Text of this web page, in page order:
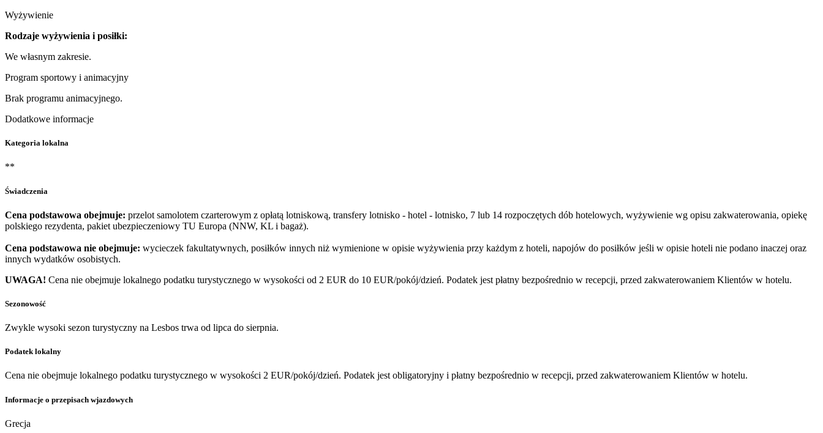
Wyżywienie
Rodzaje wyżywienia i posiłki:
We własnym zakresie.
Program sportowy i animacyjny
Brak programu animacyjnego.
Dodatkowe informacje
Kategoria lokalna
**
Świadczenia
Cena podstawowa obejmuje: przelot samolotem czarterowym z opłatą lotniskową, transfery lotnisko - hotel - lotnisko, 7 lub 14 rozpoczętych dób hotelowych, wyżywienie wg opisu zakwaterowania, opiekę
polskiego rezydenta, pakiet ubezpieczeniowy TU Europa (NNW, KL i bagaż).
Cena podstawowa nie obejmuje: wycieczek fakultatywnych, posiłków innych niż wymienione w opisie wyżywienia przy każdym z hoteli, napojów do posiłków jeśli w opisie hoteli nie podano inaczej oraz
innych wydatków osobistych.
UWAGA! Cena nie obejmuje lokalnego podatku turystycznego w wysokości od 2 EUR do 10 EUR/pokój/dzień. Podatek jest płatny bezpośrednio w recepcji, przed zakwaterowaniem Klientów w hotelu.
Sezonowość
Zwykle wysoki sezon turystyczny na Lesbos trwa od lipca do sierpnia.
Podatek lokalny
Cena nie obejmuje lokalnego podatku turystycznego w wysokości 2 EUR/pokój/dzień. Podatek jest obligatoryjny i płatny bezpośrednio w recepcji, przed zakwaterowaniem Klientów w hotelu.
Informacje o przepisach wjazdowych
Grecja